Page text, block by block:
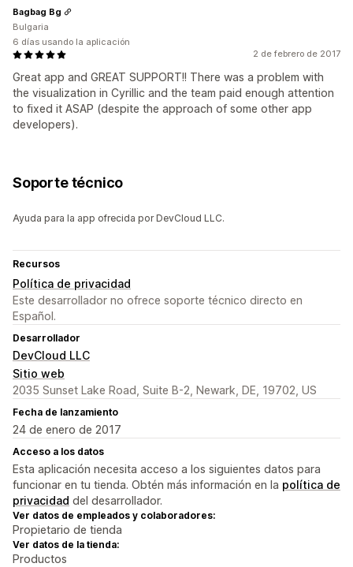
2 de febrero de 2017
Great app and GREAT SUPPORT!! There was a problem with
the visualization in Cyrillic and the team paid enough attention
to fixed it ASAP (despite the approach of some other app
developers).
Bagbag Bg
Bulgaria
6 días usando la aplicación
Soporte técnico
Ayuda para la app ofrecida por DevCloud LLC.
Recursos
Política de privacidad
Este desarrollador no ofrece soporte técnico directo en
Español.
Desarrollador
DevCloud LLC
Sitio web
2035 Sunset Lake Road, Suite B-2, Newark, DE, 19702, US
Fecha de lanzamiento
24 de enero de 2017
Acceso a los datos
Esta aplicación necesita acceso a los siguientes datos para
funcionar en tu tienda. Obtén más información en la política de
privacidad del desarrollador.
Ver datos de empleados y colaboradores:
Propietario de tienda
Ver datos de la tienda:
Productos